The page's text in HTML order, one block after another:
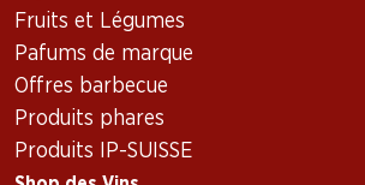
Fruits et Légumes
Pafums de marque
Offres barbecue
Produits phares
Produits IP-SUISSE